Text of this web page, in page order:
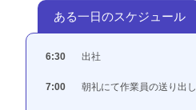
ある一日のスケジュール
6:30 出社
7:00 朝礼にて作業員の送り出し